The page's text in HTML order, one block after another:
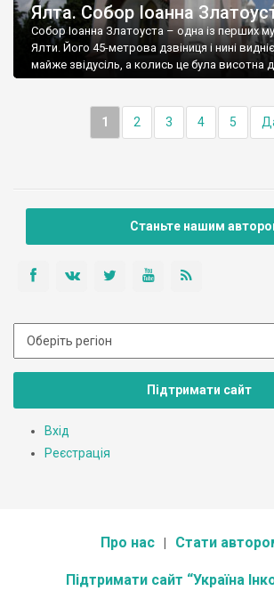
Ялта. Собор Іоанна
Собор Іоанна Златоуста – одна із перших
Ялти. Його 45-метрова дзвіниця і нині
майже звідусіль, а колись це була висотна
1 2 3 4 5
Станьте нашим
Підтримати сайт
Вхід
Реєстрація
Про нас Стати
Підтримати сайт “Україна